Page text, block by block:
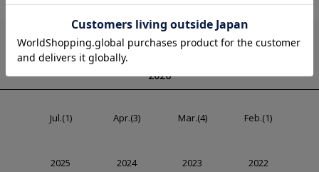
2026
Jul.(1) Apr.(3) Mar.(4) Feb.(1)
2025 2024 2023 2022